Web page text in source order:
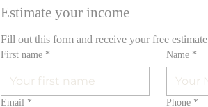
Estimate your income
Fill out this form and receive your free estimate
First name * Name *
Email * Phone *